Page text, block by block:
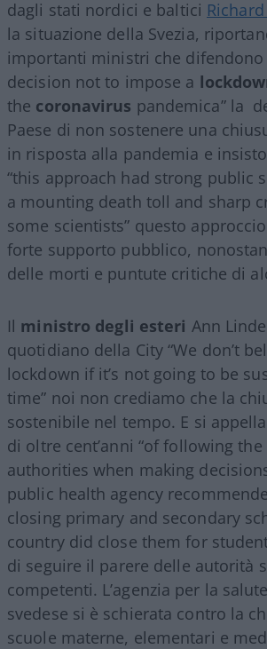
dagli stati nordici e baltici
la situazione della Svezia,
importanti ministri che difendono
decision not to impose a
the coronavirus pandemica” la
Paese di non sostenere una
in risposta alla pandemia e
“this approach had strong public
a mounting death toll and sharp
some scientists” questo
forte supporto pubblico,
delle morti e puntute critiche di
Il ministro degli esteri Ann
quotidiano della City “We don’t
lockdown if it’s not going to be
time” noi non crediamo che la
sostenibile nel tempo. E si
di oltre cent’anni “of following
authorities when making
public health agency
closing primary and secondary
country did close them for
di seguire il parere delle autorità
competenti. L’agenzia per la
svedese si è schierata contro la
scuole materne, elementari e